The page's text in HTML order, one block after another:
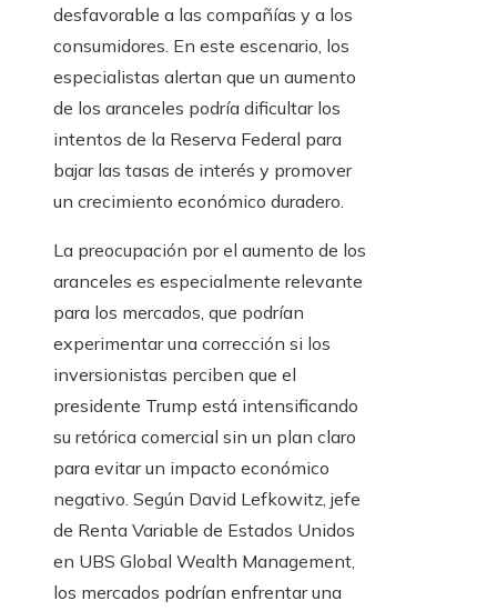
desfavorable a las compañías y a los
consumidores. En este escenario, los
especialistas alertan que un aumento
de los aranceles podría dificultar los
intentos de la Reserva Federal para
bajar las tasas de interés y promover
un crecimiento económico duradero.
La preocupación por el aumento de los
aranceles es especialmente relevante
para los mercados, que podrían
experimentar una corrección si los
inversionistas perciben que el
presidente Trump está intensificando
su retórica comercial sin un plan claro
para evitar un impacto económico
negativo. Según David Lefkowitz, jefe
de Renta Variable de Estados Unidos
en UBS Global Wealth Management,
los mercados podrían enfrentar una